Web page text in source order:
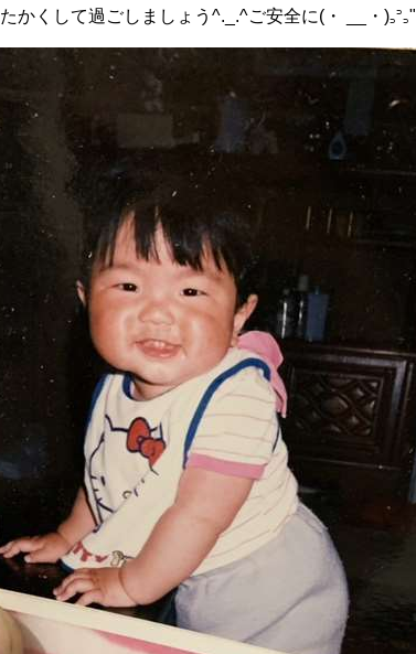
かくして過ごしましょう^._.^ご安全に(・ __・)꜆꜄꜆"